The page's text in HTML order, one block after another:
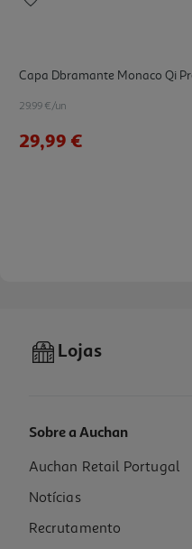
Capa Dbramante Monaco Qi
29.99 €/un
29,99 €
Capa Dbramante Roskilde Kick
39.99 €/un
39,99 €
Lojas
Sobre a Auchan
Auchan Retail Portugal
Notícias
Recrutamento